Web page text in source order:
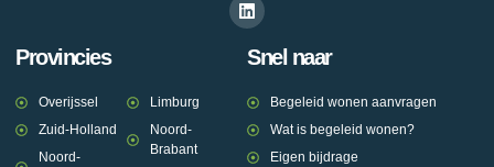
Provincies
Overijssel
Zuid-Holland
Noord-
Limburg
Noord-
Brabant
Snel naar
Begeleid wonen aanvragen
Wat is begeleid wonen?
Eigen bijdrage